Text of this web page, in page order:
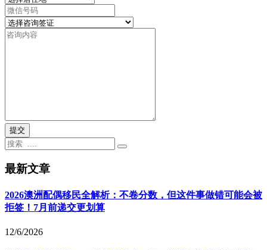
提交
最新文章
2026澳洲配偶移民全解析：不卷分数，但这件事做错可能会被
拒签！7月前递交更划算
12/6/2026